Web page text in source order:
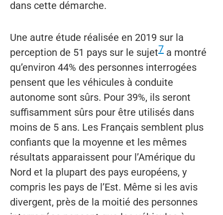
dans cette démarche.
Une autre étude réalisée en 2019 sur la
perception de 51 pays sur le sujet7 a montré
qu’environ 44% des personnes interrogées
pensent que les véhicules à conduite
autonome sont sûrs. Pour 39%, ils seront
suffisamment sûrs pour être utilisés dans
moins de 5 ans. Les Français semblent plus
confiants que la moyenne et les mêmes
résultats apparaissent pour l’Amérique du
Nord et la plupart des pays européens, y
compris les pays de l’Est. Même si les avis
divergent, près de la moitié des personnes